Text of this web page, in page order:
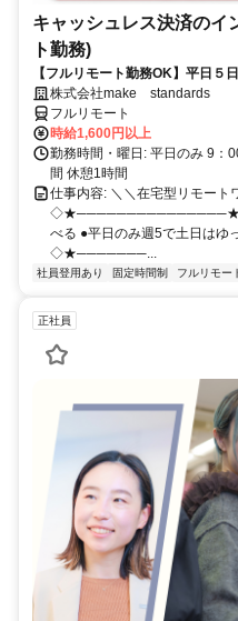
キャッシュレス決済のイ
ト勤務)
【フルリモート勤務OK】平日５
スキルアップ
株式会社make standards
フルリモート
時給1,600円以上
勤務時間・曜日: 平日のみ 9：
間 休憩1時間
仕事内容: ＼＼在宅型リモート
◇★───────────────★◇
べる ●平日のみ週5で土日はゆ
◇★───────...
社員登用あり 固定時間制 フルリモー
正社員